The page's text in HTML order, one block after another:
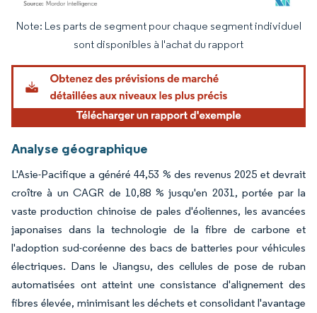
Image © Mordor Intelligence. La réutilisation nécessite une attribution sous CC BY
Note: Les parts de segment pour chaque segment individuel
sont disponibles à l'achat du rapport
Analyse géographique
L'Asie-Pacifique a généré 44,53 % des revenus 2025 et devrait
croître à un CAGR de 10,88 % jusqu'en 2031, portée par la
vaste production chinoise de pales d'éoliennes, les avancées
japonaises dans la technologie de la fibre de carbone et
l'adoption sud-coréenne des bacs de batteries pour véhicules
électriques. Dans le Jiangsu, des cellules de pose de ruban
automatisées ont atteint une consistance d'alignement des
fibres élevée, minimisant les déchets et consolidant l'avantage